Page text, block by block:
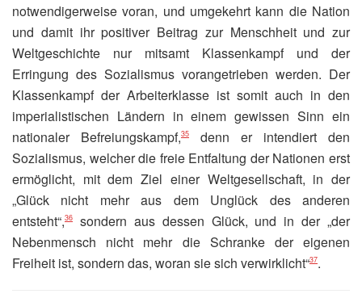
notwendigerweise voran, und umgekehrt kann die Nation
und damit ihr positiver Beitrag zur Menschheit und zur
Weltgeschichte nur mitsamt Klassenkampf und der
Erringung des Sozialismus vorangetrieben werden. Der
Klassenkampf der Arbeiterklasse ist somit auch in den
imperialistischen Ländern in einem gewissen Sinn ein
nationaler Befreiungskampf,35
denn er intendiert den
Sozialismus, welcher die freie Entfaltung der Nationen erst
ermöglicht, mit dem Ziel einer Weltgesellschaft, in der
„Glück nicht mehr aus dem Unglück des anderen
entsteht“,36
sondern aus dessen Glück, und in der „der
Nebenmensch nicht mehr die Schranke der eigenen
Freiheit ist, sondern das, woran sie sich verwirklicht“37.